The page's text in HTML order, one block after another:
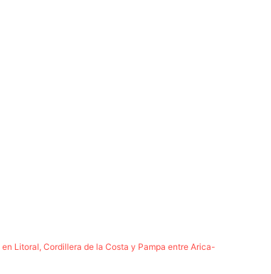
Litoral, Cordillera de la Costa y Pampa entre Arica-